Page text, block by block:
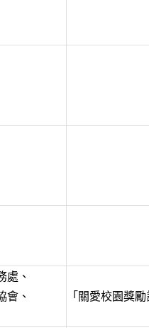
處、
會、
「關愛校園獎